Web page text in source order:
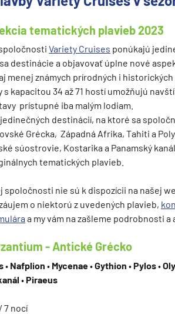
tematických plavieb 2023
Variety Cruises ponúkajú
destinácie a objavovať úplne nové
menej známych prírodných i
s kapacitou 34 až 71 hostí umožňujú
prístupné iba malým lodiam.
destinácií, na ktoré sa
Grécka, Západná Afrika, Tahiti a
súostrovie, Kostarika a Panamský
tematických plavieb.
spoločnosti nie sú k dispozícii na našej
o niektorú z uvedených plavieb,
a my vám na zašleme podrobnosti a
- Antické Grécko
• Nafplion • Mycenae•Gythion •Pylos•
•Piraeus
7 nocí